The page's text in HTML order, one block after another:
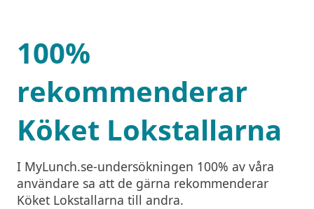
100%
rekommenderar
Köket Lokstallarna
I MyLunch.se-undersökningen 100% av våra
användare sa att de gärna rekommenderar
Köket Lokstallarna till andra.